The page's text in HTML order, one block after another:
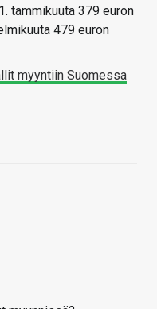
tammikuuta 379 euron
479 euron
myyntiin Suomessa